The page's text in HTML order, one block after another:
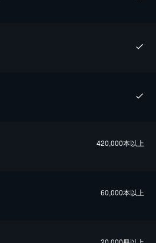
420,000本以上
60,000本以上